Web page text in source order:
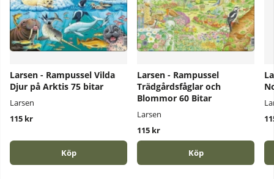
Larsen - Rampussel Vilda
Djur på Arktis 75 bitar
Larsen
115 kr
Köp
Larsen - Rampussel
Trädgårdsfåglar och
Blommor 60 Bitar
Larsen
115 kr
Köp